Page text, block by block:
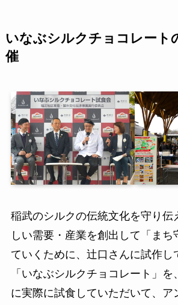
いなぶシルクチョコレート
催
稲武のシルクの伝統文化を守り伝
しい需要・産業を創出して「まち
ていくために、辻口さんに試作し
「いなぶシルクチョコレート」
に実際に試食していただいて、ア